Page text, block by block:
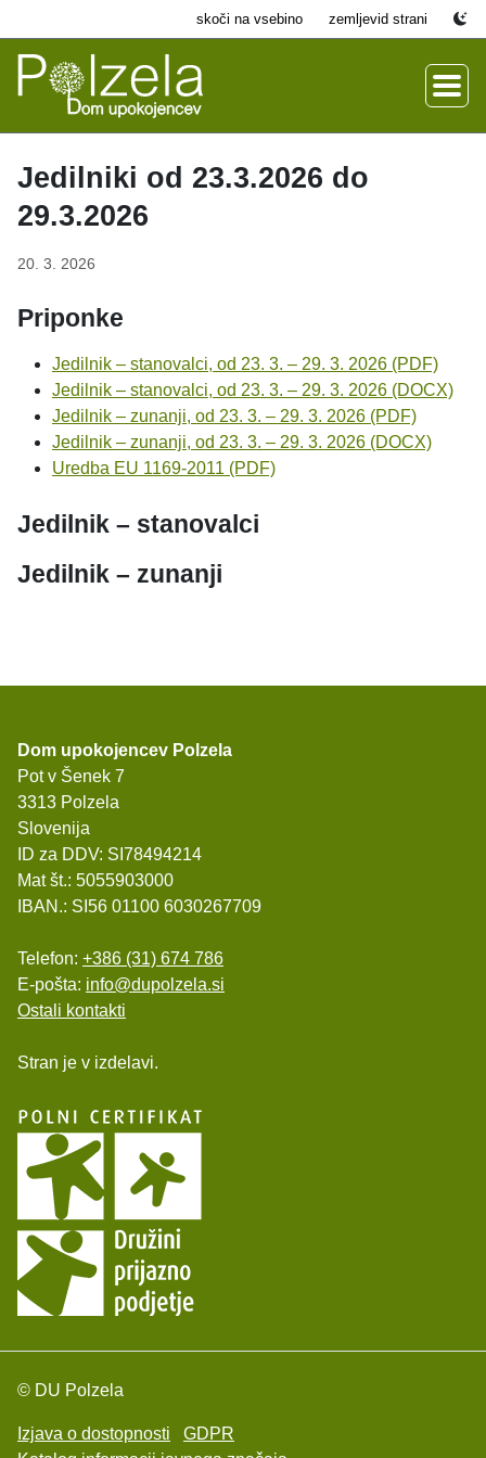
skoči na vsebino zemljevid strani
Jedilniki od 23.3.2026 do
29.3.2026
20. 3. 2026
Priponke
Jedilnik – stanovalci, od 23. 3. – 29. 3. 2026 (PDF)
Jedilnik – stanovalci, od 23. 3. – 29. 3. 2026 (DOCX)
Jedilnik – zunanji, od 23. 3. – 29. 3. 2026 (PDF)
Jedilnik – zunanji, od 23. 3. – 29. 3. 2026 (DOCX)
Uredba EU 1169-2011 (PDF)
Jedilnik – stanovalci
Jedilnik – zunanji
Dom upokojencev Polzela
Pot v Šenek 7
3313 Polzela
Slovenija
ID za DDV: SI78494214
Mat št.: 5055903000
IBAN.: SI56 01100 6030267709
Telefon: +386 (31) 674 786
E-pošta: info@dupolzela.si
Ostali kontakti
Stran je v izdelavi.
© DU Polzela
Izjava o dostopnosti
GDPR